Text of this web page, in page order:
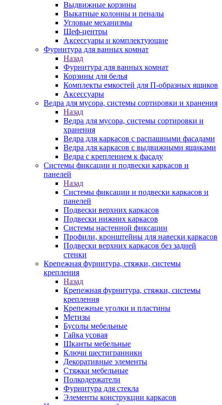
Выдвижные корзины
Выкатные колонны и пеналы
Угловые механизмы
Шеф-центры
Аксессуары и комплектующие
Фурнитура для ванных комнат
Назад
Фурнитура для ванных комнат
Корзины для белья
Комплекты емкостей для П-образных ящиков
Аксессуары
Ведра для мусора, системы сортировки и хранения
Назад
Ведра для мусора, системы сортировки и
хранения
Ведра для каркасов с распашными фасадами
Ведра для каркасов с выдвижными ящиками
Ведра с креплением к фасаду
Системы фиксации и подвески каркасов и
панелей
Назад
Системы фиксации и подвески каркасов и
панелей
Подвески верхних каркасов
Подвески нижних каркасов
Системы настенной фиксации
Профили, кронштейны для навески каркасов
Подвески верхних каркасов без задней
стенки
Крепежная фурнитура, стяжки, системы
крепления
Назад
Крепежная фурнитура, стяжки, системы
крепления
Крепежные уголки и пластины
Метизы
Бусолы мебельные
Гайка усовая
Шканты мебельные
Ключи шестигранники
Декоративные элементы
Стяжки мебельные
Полкодержатели
Фурнитура для стекла
Элементы конструкции каркасов